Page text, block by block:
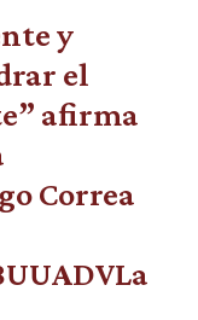
y
el
afirma
Correa